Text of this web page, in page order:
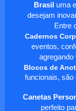
Brasil uma
desejam
Entre
Cadernos
eventos,
agregando
Blocos de
funcionais, são
Canetas
perfeito